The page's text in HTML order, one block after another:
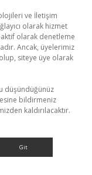
ve İletişim
olarak hizmet
olarak denetleme
Ancak, üyelerimiz
siteye üye olarak
düşündüğünüz
bildirmeniz
kaldırılacaktır.